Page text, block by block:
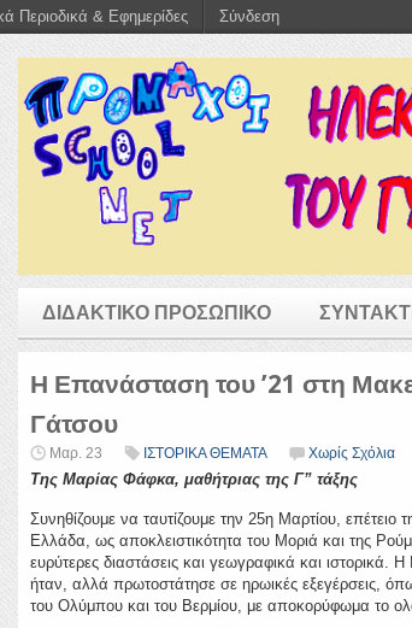
ΔΙΔΑΚΤΙΚΟ ΠΡΟΣΩΠΙΚΟ
Η Επανάσταση του ’21 στη
Γάτσου
Μαρ. 23 ΙΣΤΟΡΙΚΑ ΘΕΜΑΤΑ Χωρίς Σχόλια
Της Μαρίας Φάφκα, μαθήτριας της Γ” τάξης
Συνηθίζουμε να ταυτίζουμε την 25η Μαρτίου,
Ελλάδα, ως αποκλειστικότητα του Μοριά και της
ευρύτερες διαστάσεις και γεωγραφικά και
ήταν, αλλά πρωτοστάτησε σε ηρωικές εξεγέρσεις,
του Ολύμπου και του Βερμίου, με αποκορύφωμα το
Περιοδικά & Εφημερίδες Σύνδεση